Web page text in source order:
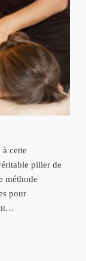
cette
pilier de
méthode
pour